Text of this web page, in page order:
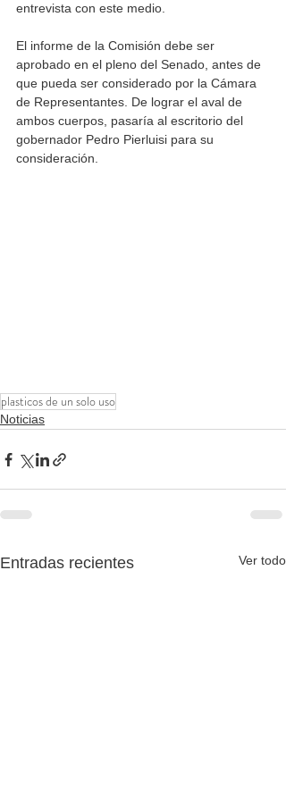
entrevista con este medio.
El informe de la Comisión debe ser
aprobado en el pleno del Senado, antes de
que pueda ser considerado por la Cámara
de Representantes. De lograr el aval de
ambos cuerpos, pasaría al escritorio del
gobernador Pedro Pierluisi para su
consideración.
plasticos de un solo uso
Noticias
Entradas recientes Ver todo